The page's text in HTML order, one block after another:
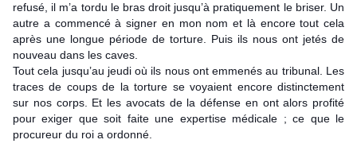
refusé, il m’a tordu le bras droit jusqu’à pratiquement le briser. Un
autre a commencé à signer en mon nom et là encore tout cela
après une longue période de torture. Puis ils nous ont jetés de
nouveau dans les caves.
Tout cela jusqu’au jeudi où ils nous ont emmenés au tribunal. Les
traces de coups de la torture se voyaient encore distinctement
sur nos corps. Et les avocats de la défense en ont alors profité
pour exiger que soit faite une expertise médicale ; ce que le
procureur du roi a ordonné.